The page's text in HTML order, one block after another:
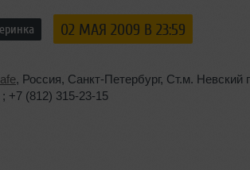
02 МАЯ 2009 В 23:59
, Россия, Санкт-Петербург, Ст.м. Невский
+7 (812) 315-23-15